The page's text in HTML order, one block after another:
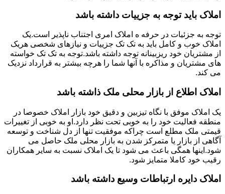
املاک باید توجه به جزییات داشته باشد
توجه به جزئیات در حرفه ه املاک امری اجتناب ناپذیر است.یک
املاک خوب و کامل باید به تک تک جزییات و نیازهای شخصی هریک
از مشتریان خود ریزبینانه توجه داشته باشد.توجه به تک تک خواسته
های مشتریان و مذاکره با آنها شما را هرچه بیشتر به قرارداد نزدیک
می کند.
املاک اطلاع از بازار محلی ملک ذاشته باشد
یک املاک موفق با نگاه تیزبین و دقیق خود بازار املاک خصوصا در
منطقه فعالیت خود را به خوبی تحت نظر دارد.او به خوبی از تغییرات
قیمتی ملک مطلع است چراکه موفقیت تنها از دل شناخت و توسعه
آگاهی از بازار یا متمرکز شدن به بازار محلی ملک حاصل می
شود.اینها همگی باعث می شود تا یک املاک نسبت به سایر همکاران
رقیب خود کاملا متمایز شود.
املاک دایره ارتباطات وسیع داشته باشد